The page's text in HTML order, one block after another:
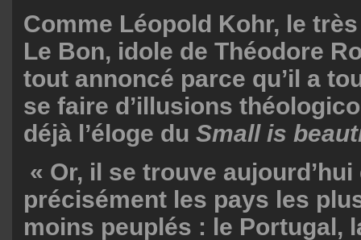
Comme Léopold Kohr, le
Le Bon, idole de Théodore
tout annoncé parce qu’il a
se faire d’illusions
déjà l’éloge du Small is
« Or, il se trouve
précisément les pays les
moins peuplés : le Portugal,